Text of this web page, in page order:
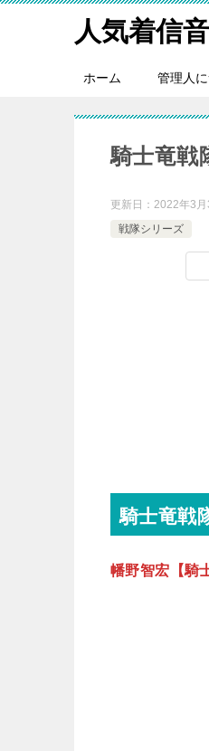
人気着信
ホーム 管理人
騎士竜戦
更新日： 2022年3月
戦隊シリーズ
騎士竜戦
幡野智宏【騎